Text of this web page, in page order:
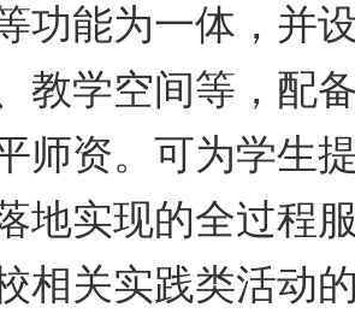
功能为一体，并
教学空间等，配
师资。可为学生
地实现的全过程
相关实践类活动